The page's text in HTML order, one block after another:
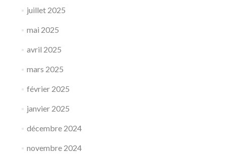
juillet 2025
mai 2025
avril 2025
mars 2025
février 2025
janvier 2025
décembre 2024
novembre 2024